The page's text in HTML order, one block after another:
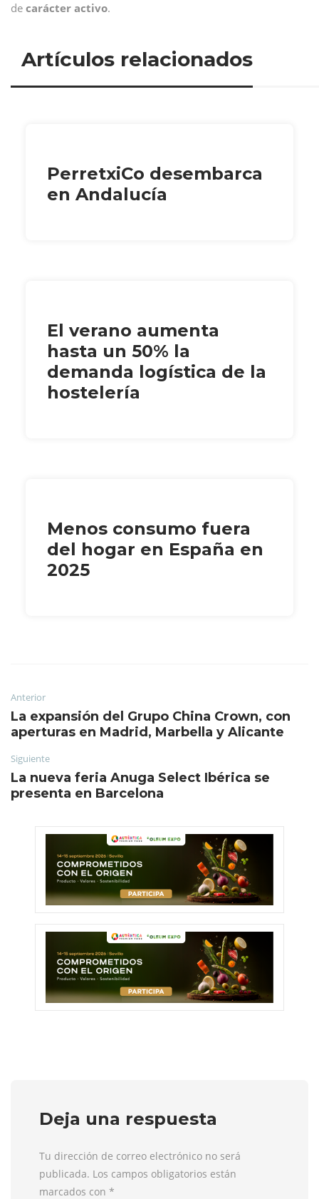
de carácter activo.
Artículos relacionados
PerretxiCo desembarca
en Andalucía
El verano aumenta
hasta un 50% la
demanda logística de la
hostelería
Menos consumo fuera
del hogar en España en
2025
Anterior
La expansión del Grupo China Crown, con
aperturas en Madrid, Marbella y Alicante
Siguiente
La nueva feria Anuga Select Ibérica se
presenta en Barcelona
Deja una respuesta
Tu dirección de correo electrónico no será
publicada. Los campos obligatorios están
marcados con *